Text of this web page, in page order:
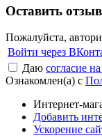
Оставить отзыв
Пожалуйста,
Войти через
Даю согласие
Ознакомлен(а) с
Интернет-
Добавить
Ускорение